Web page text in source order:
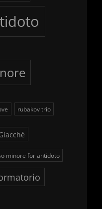
rubakov trio
minore for antidoto